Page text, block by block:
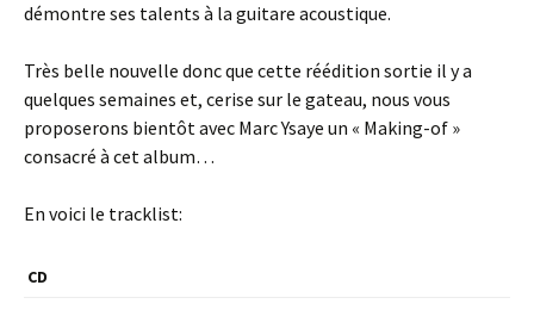
démontre ses talents à la guitare acoustique.
Très belle nouvelle donc que cette réédition sortie il y a
quelques semaines et, cerise sur le gateau, nous vous
proposerons bientôt avec Marc Ysaye un « Making-of »
consacré à cet album…
En voici le tracklist:
CD